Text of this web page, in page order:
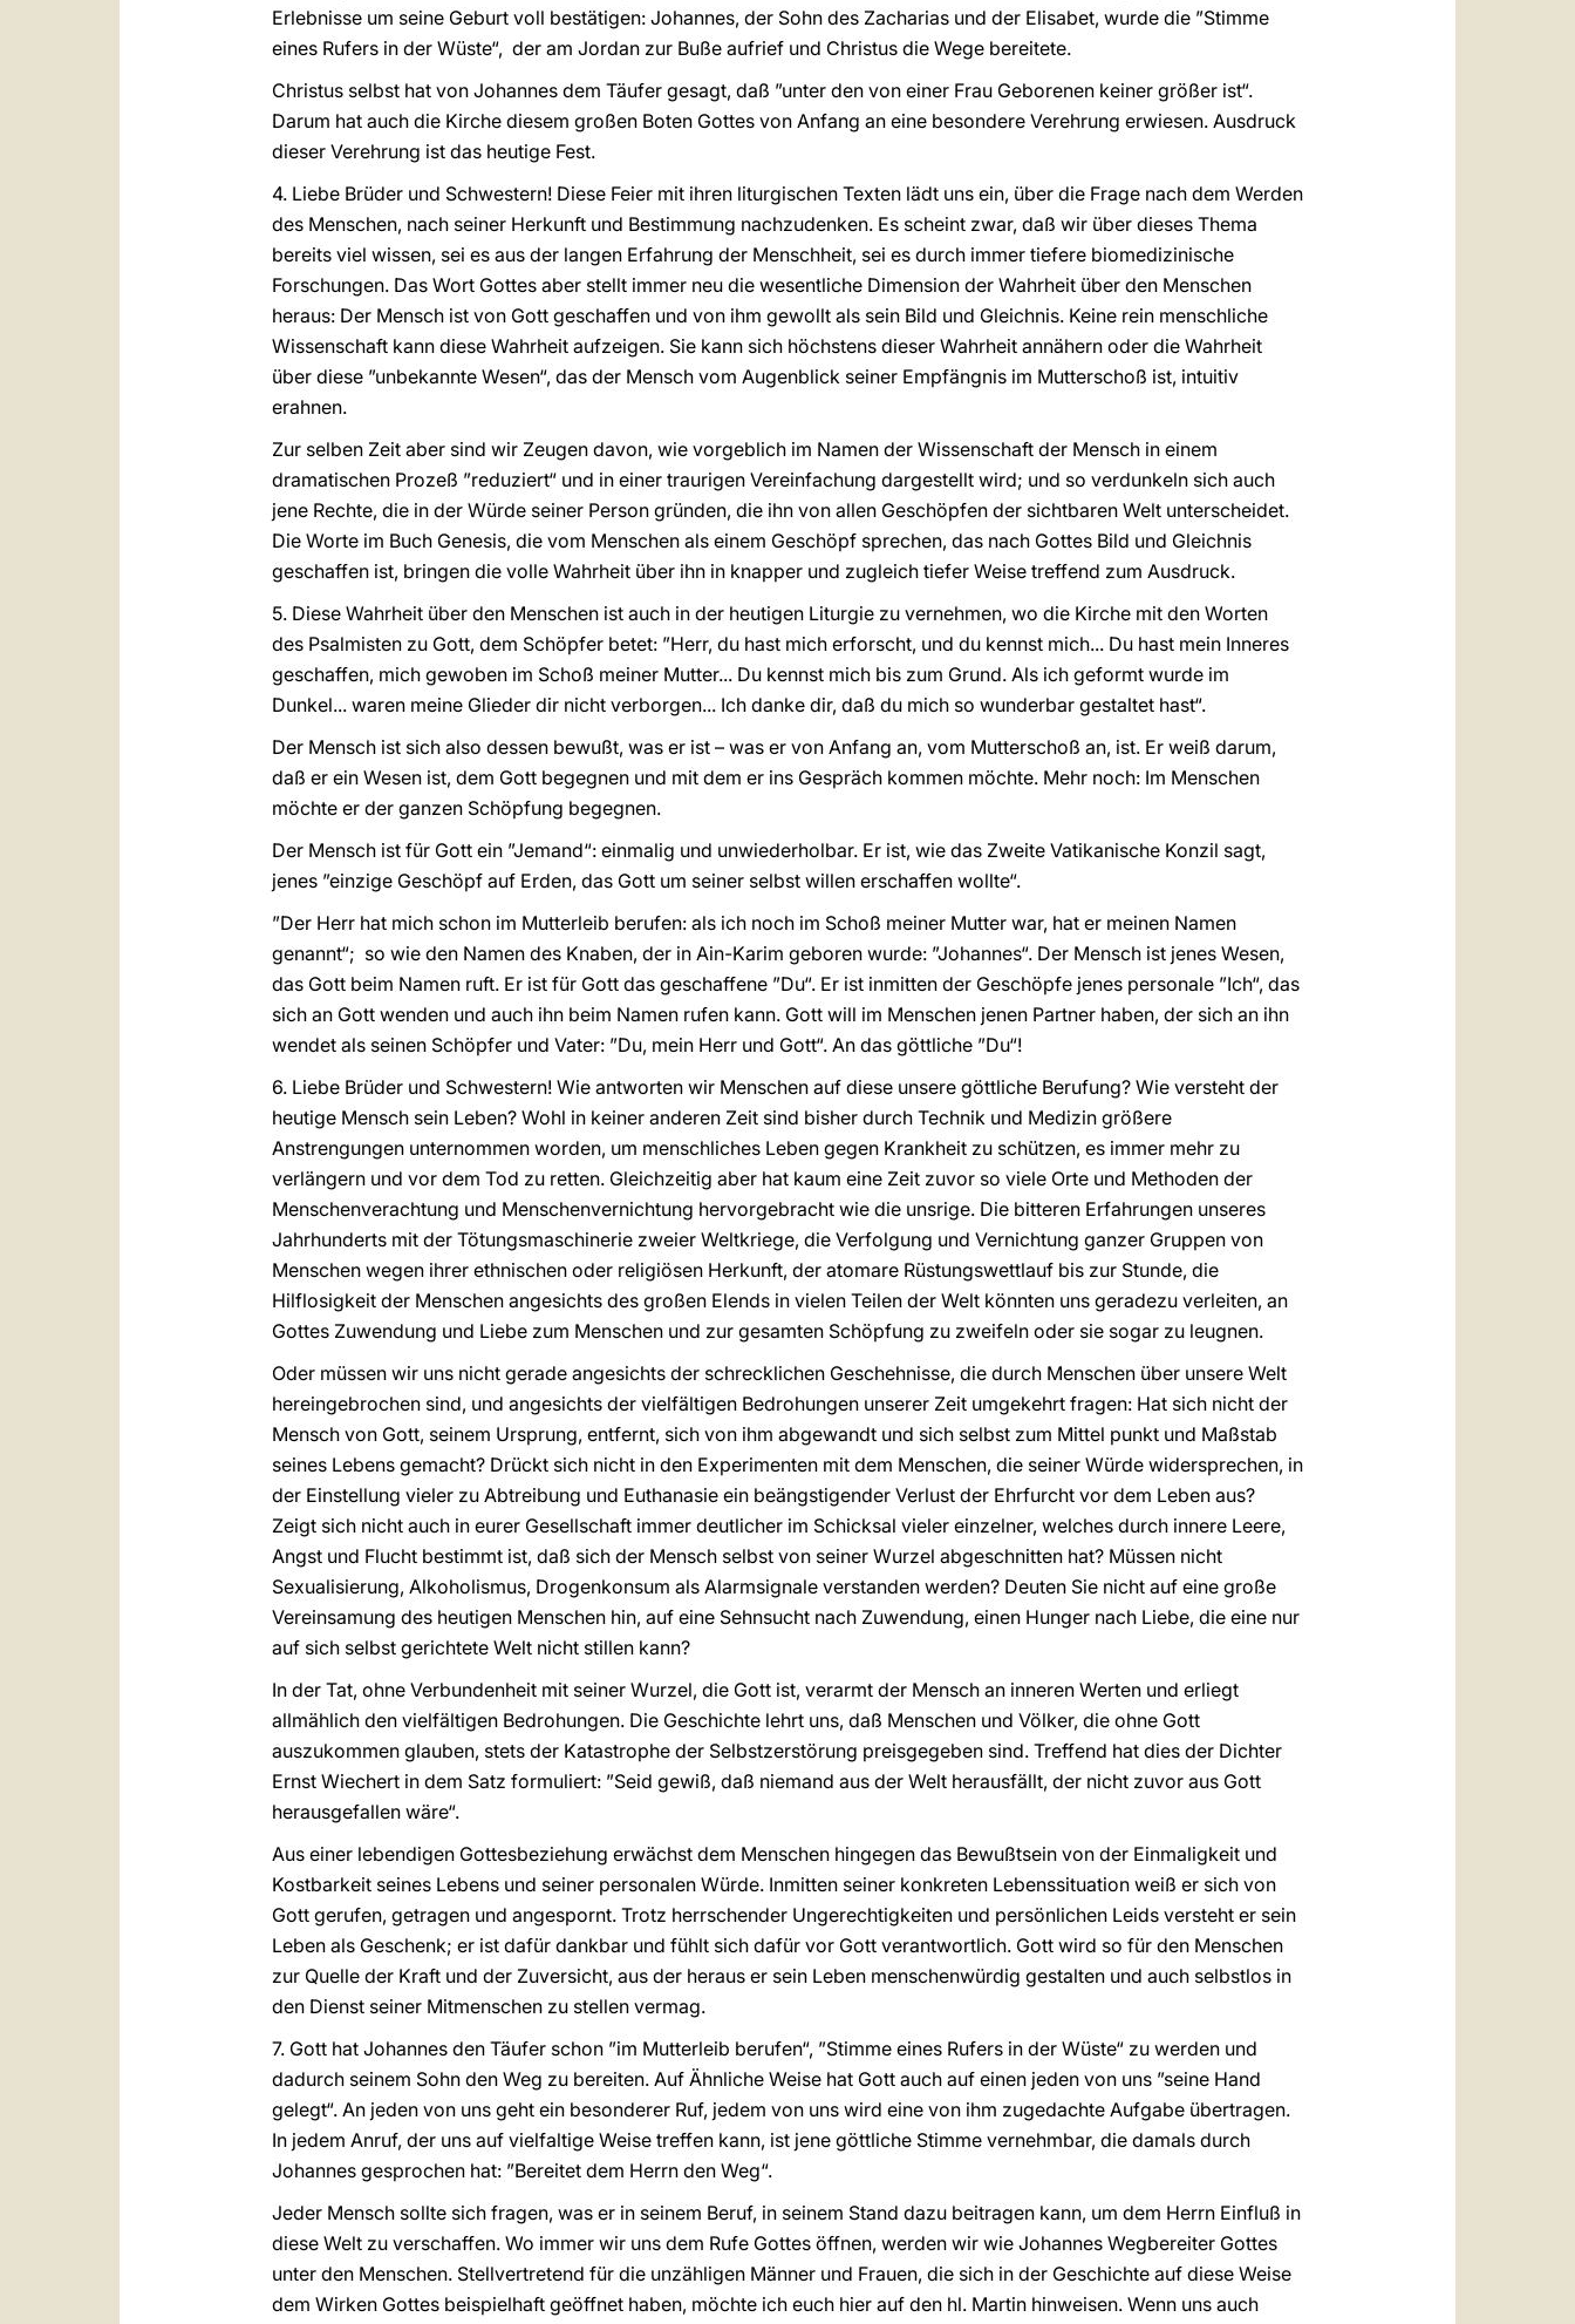
Erlebnisse um seine Geburt voll bestätigen: Johannes, der Sohn des Zacharias und der Elisabet, wurde die ”Stimme
eines Rufers in der Wüste“, der am Jordan zur Buße aufrief und Christus die Wege bereitete.
Christus selbst hat von Johannes dem Täufer gesagt, daß ”unter den von einer Frau Geborenen keiner größer ist“.
Darum hat auch die Kirche diesem großen Boten Gottes von Anfang an eine besondere Verehrung erwiesen. Ausdruck
dieser Verehrung ist das heutige Fest.
4. Liebe Brüder und Schwestern! Diese Feier mit ihren liturgischen Texten lädt uns ein, über die Frage nach dem Werden
des Menschen, nach seiner Herkunft und Bestimmung nachzudenken. Es scheint zwar, daß wir über dieses Thema
bereits viel wissen, sei es aus der langen Erfahrung der Menschheit, sei es durch immer tiefere biomedizinische
Forschungen. Das Wort Gottes aber stellt immer neu die wesentliche Dimension der Wahrheit über den Menschen
heraus: Der Mensch ist von Gott geschaffen und von ihm gewollt als sein Bild und Gleichnis. Keine rein menschliche
Wissenschaft kann diese Wahrheit aufzeigen. Sie kann sich höchstens dieser Wahrheit annähern oder die Wahrheit
über diese ”unbekannte Wesen“, das der Mensch vom Augenblick seiner Empfängnis im Mutterschoß ist, intuitiv
erahnen.
Zur selben Zeit aber sind wir Zeugen davon, wie vorgeblich im Namen der Wissenschaft der Mensch in einem
dramatischen Prozeß ”reduziert“ und in einer traurigen Vereinfachung dargestellt wird; und so verdunkeln sich auch
jene Rechte, die in der Würde seiner Person gründen, die ihn von allen Geschöpfen der sichtbaren Welt unterscheidet.
Die Worte im Buch Genesis, die vom Menschen als einem Geschöpf sprechen, das nach Gottes Bild und Gleichnis
geschaffen ist, bringen die volle Wahrheit über ihn in knapper und zugleich tiefer Weise treffend zum Ausdruck.
5. Diese Wahrheit über den Menschen ist auch in der heutigen Liturgie zu vernehmen, wo die Kirche mit den Worten
des Psalmisten zu Gott, dem Schöpfer betet: ”Herr, du hast mich erforscht, und du kennst mich... Du hast mein Inneres
geschaffen, mich gewoben im Schoß meiner Mutter... Du kennst mich bis zum Grund. Als ich geformt wurde im
Dunkel... waren meine Glieder dir nicht verborgen... Ich danke dir, daß du mich so wunderbar gestaltet hast“.
Der Mensch ist sich also dessen bewußt, was er ist – was er von Anfang an, vom Mutterschoß an, ist. Er weiß darum,
daß er ein Wesen ist, dem Gott begegnen und mit dem er ins Gespräch kommen möchte. Mehr noch: Im Menschen
möchte er der ganzen Schöpfung begegnen.
Der Mensch ist für Gott ein ”Jemand“: einmalig und unwiederholbar. Er ist, wie das Zweite Vatikanische Konzil sagt,
jenes ”einzige Geschöpf auf Erden, das Gott um seiner selbst willen erschaffen wollte“.
”Der Herr hat mich schon im Mutterleib berufen: als ich noch im Schoß meiner Mutter war, hat er meinen Namen
genannt“; so wie den Namen des Knaben, der in Ain-Karim geboren wurde: ”Johannes“. Der Mensch ist jenes Wesen,
das Gott beim Namen ruft. Er ist für Gott das geschaffene ”Du“. Er ist inmitten der Geschöpfe jenes personale ”Ich“, das
sich an Gott wenden und auch ihn beim Namen rufen kann. Gott will im Menschen jenen Partner haben, der sich an ihn
wendet als seinen Schöpfer und Vater: ”Du, mein Herr und Gott“. An das göttliche ”Du“!
6. Liebe Brüder und Schwestern! Wie antworten wir Menschen auf diese unsere göttliche Berufung? Wie versteht der
heutige Mensch sein Leben? Wohl in keiner anderen Zeit sind bisher durch Technik und Medizin größere
Anstrengungen unternommen worden, um menschliches Leben gegen Krankheit zu schützen, es immer mehr zu
verlängern und vor dem Tod zu retten. Gleichzeitig aber hat kaum eine Zeit zuvor so viele Orte und Methoden der
Menschenverachtung und Menschenvernichtung hervorgebracht wie die unsrige. Die bitteren Erfahrungen unseres
Jahrhunderts mit der Tötungsmaschinerie zweier Weltkriege, die Verfolgung und Vernichtung ganzer Gruppen von
Menschen wegen ihrer ethnischen oder religiösen Herkunft, der atomare Rüstungswettlauf bis zur Stunde, die
Hilflosigkeit der Menschen angesichts des großen Elends in vielen Teilen der Welt könnten uns geradezu verleiten, an
Gottes Zuwendung und Liebe zum Menschen und zur gesamten Schöpfung zu zweifeln oder sie sogar zu leugnen.
Oder müssen wir uns nicht gerade angesichts der schrecklichen Geschehnisse, die durch Menschen über unsere Welt
hereingebrochen sind, und angesichts der vielfältigen Bedrohungen unserer Zeit umgekehrt fragen: Hat sich nicht der
Mensch von Gott, seinem Ursprung, entfernt, sich von ihm abgewandt und sich selbst zum Mittel punkt und Maßstab
seines Lebens gemacht? Drückt sich nicht in den Experimenten mit dem Menschen, die seiner Würde widersprechen, in
der Einstellung vieler zu Abtreibung und Euthanasie ein beängstigender Verlust der Ehrfurcht vor dem Leben aus?
Zeigt sich nicht auch in eurer Gesellschaft immer deutlicher im Schicksal vieler einzelner, welches durch innere Leere,
Angst und Flucht bestimmt ist, daß sich der Mensch selbst von seiner Wurzel abgeschnitten hat? Müssen nicht
Sexualisierung, Alkoholismus, Drogenkonsum als Alarmsignale verstanden werden? Deuten Sie nicht auf eine große
Vereinsamung des heutigen Menschen hin, auf eine Sehnsucht nach Zuwendung, einen Hunger nach Liebe, die eine nur
auf sich selbst gerichtete Welt nicht stillen kann?
In der Tat, ohne Verbundenheit mit seiner Wurzel, die Gott ist, verarmt der Mensch an inneren Werten und erliegt
allmählich den vielfältigen Bedrohungen. Die Geschichte lehrt uns, daß Menschen und Völker, die ohne Gott
auszukommen glauben, stets der Katastrophe der Selbstzerstörung preisgegeben sind. Treffend hat dies der Dichter
Ernst Wiechert in dem Satz formuliert: ”Seid gewiß, daß niemand aus der Welt herausfällt, der nicht zuvor aus Gott
herausgefallen wäre“.
Aus einer lebendigen Gottesbeziehung erwächst dem Menschen hingegen das Bewußtsein von der Einmaligkeit und
Kostbarkeit seines Lebens und seiner personalen Würde. Inmitten seiner konkreten Lebenssituation weiß er sich von
Gott gerufen, getragen und angespornt. Trotz herrschender Ungerechtigkeiten und persönlichen Leids versteht er sein
Leben als Geschenk; er ist dafür dankbar und fühlt sich dafür vor Gott verantwortlich. Gott wird so für den Menschen
zur Quelle der Kraft und der Zuversicht, aus der heraus er sein Leben menschenwürdig gestalten und auch selbstlos in
den Dienst seiner Mitmenschen zu stellen vermag.
7. Gott hat Johannes den Täufer schon ”im Mutterleib berufen“, ”Stimme eines Rufers in der Wüste“ zu werden und
dadurch seinem Sohn den Weg zu bereiten. Auf Ähnliche Weise hat Gott auch auf einen jeden von uns ”seine Hand
gelegt“. An jeden von uns geht ein besonderer Ruf, jedem von uns wird eine von ihm zugedachte Aufgabe übertragen.
In jedem Anruf, der uns auf vielfaltige Weise treffen kann, ist jene göttliche Stimme vernehmbar, die damals durch
Johannes gesprochen hat: ”Bereitet dem Herrn den Weg“.
Jeder Mensch sollte sich fragen, was er in seinem Beruf, in seinem Stand dazu beitragen kann, um dem Herrn Einfluß in
diese Welt zu verschaffen. Wo immer wir uns dem Rufe Gottes öffnen, werden wir wie Johannes Wegbereiter Gottes
unter den Menschen. Stellvertretend für die unzähligen Männer und Frauen, die sich in der Geschichte auf diese Weise
dem Wirken Gottes beispielhaft geöffnet haben, möchte ich euch hier auf den hl. Martin hinweisen. Wenn uns auch